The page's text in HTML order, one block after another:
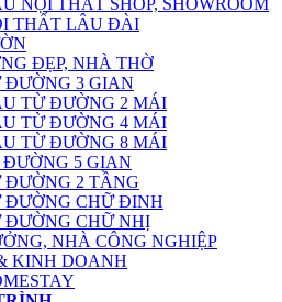
NỘI THẤT SHOP, SHOWROOM
THẤT LÂU ĐÀI
ĐẸP, NHÀ THỜ
ĐƯỜNG 3 GIAN
TỪ ĐƯỜNG 2 MÁI
TỪ ĐƯỜNG 4 MÁI
TỪ ĐƯỜNG 8 MÁI
5 GIAN
ĐƯỜNG 2 TẦNG
ĐƯỜNG CHỮ ĐINH
ĐƯỜNG CHỮ NHỊ
NHÀ CÔNG NGHIỆP
KINH DOANH